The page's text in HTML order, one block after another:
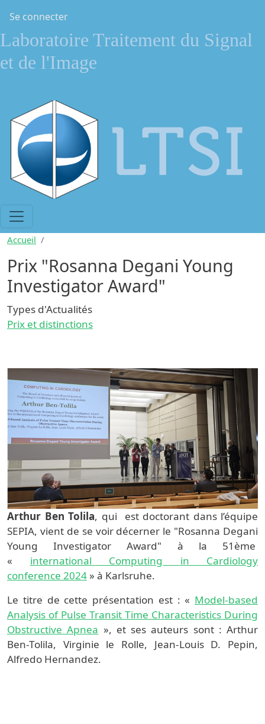
Menu du compte de l'utilisateur
Se connecter
Laboratoire Traitement du Signal
et de l'Image
Accueil
Prix "Rosanna Degani Young
Investigator Award"
Types d'Actualités
Prix et distinctions
Arthur Ben Tolila, qui est doctorant dans l’équipe
SEPIA, vient de se voir décerner le "Rosanna Degani
Young Investigator Award" à la 51ème
« international Computing in Cardiology
conference 2024 » à Karlsruhe.
Le titre de cette présentation est : « Model-based
Analysis of Pulse Transit Time Characteristics During
Obstructive Apnea », et ses auteurs sont : Arthur
Ben-Tolila, Virginie le Rolle, Jean-Louis D. Pepin,
Alfredo Hernandez.